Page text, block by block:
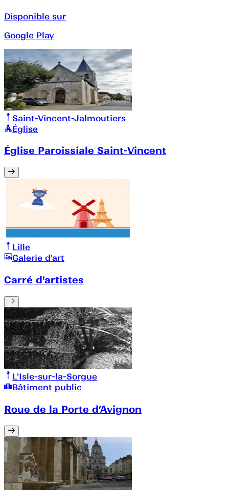
Disponible sur
Google Play
Saint-Vincent-Jalmoutiers
Église
Église Paroissiale Saint-Vincent
Lille
Galerie d'art
Carré d'artistes
L'Isle-sur-la-Sorgue
Bâtiment public
Roue de la Porte d’Avignon